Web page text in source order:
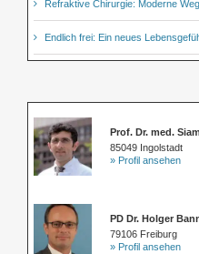
Refraktive Chirurgie: Moderne
Endlich frei: Ein neues
Prof. Dr. med.
85049 Ingolstadt
» Profil ansehen
PD Dr. Holger
79106 Freiburg
» Profil ansehen